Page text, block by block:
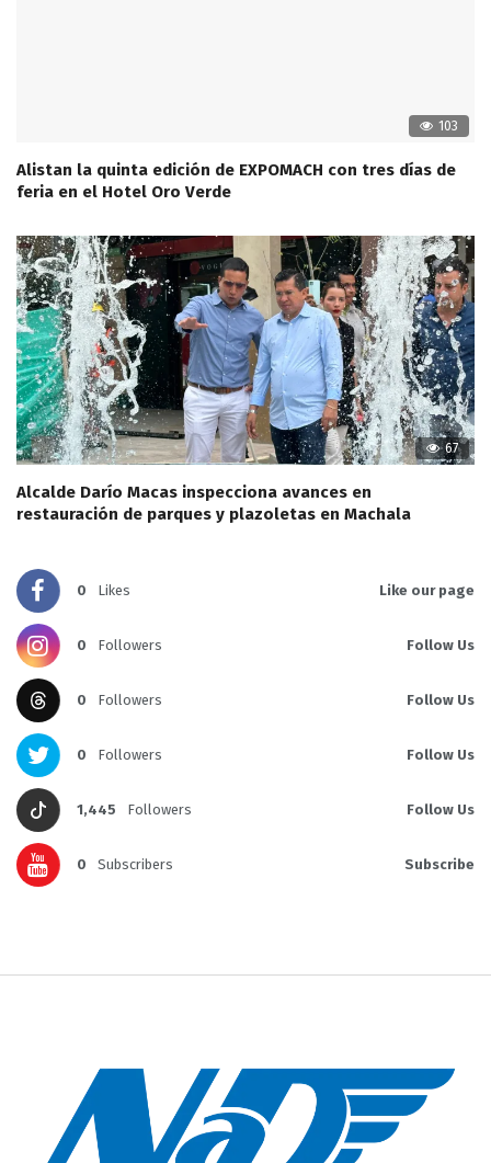
103
Alistan la quinta edición de EXPOMACH con tres días de
feria en el Hotel Oro Verde
67
Alcalde Darío Macas inspecciona avances en
restauración de parques y plazoletas en Machala
0 Likes Like our page
0 Followers Follow Us
0 Followers Follow Us
0 Followers Follow Us
1,445 Followers Follow Us
0 Subscribers Subscribe